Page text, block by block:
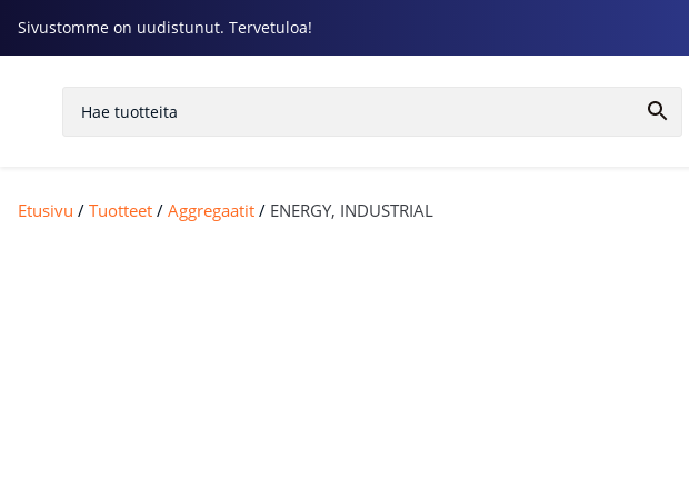
Sivustomme on uudistunut. Tervetuloa!
Etusivu / Tuotteet / Aggregaatit / ENERGY, INDUSTRIAL